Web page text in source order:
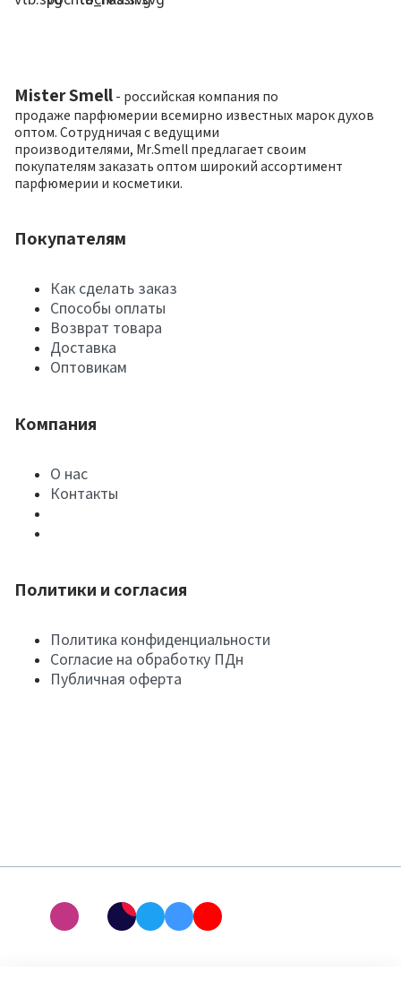
Mister Smell - российская компания по
продаже парфюмерии всемирно известных марок духов
оптом. Сотрудничая с ведущими
производителями, Mr.Smell предлагает своим
покупателям заказать оптом широкий ассортимент
парфюмерии и косметики.
Покупателям
Как сделать заказ
Способы оплаты
Возврат товара
Доставка
Оптовикам
Компания
О нас
Контакты
Политики и согласия
Политика конфиденциальности
Согласие на обработку ПДн
Публичная оферта